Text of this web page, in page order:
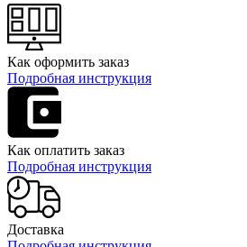
Как оформить заказ
Подробная инструкция
Как оплатить заказ
Подробная инструкция
Доставка